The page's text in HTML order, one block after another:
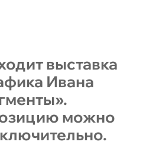
выставка
Ивана
можно